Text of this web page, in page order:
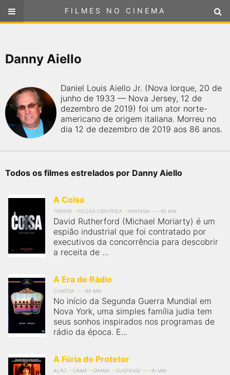
FILMES NO CINEMA
Danny Aiello
Daniel Louis Aiello Jr. (Nova Iorque, 20 de
junho de 1933 — Nova Jersey, 12 de
dezembro de 2019) foi um ator norte-
americano de origem italiana. Morreu no
dia 12 de dezembro de 2019 aos 86 anos.
Todos os filmes estrelados por Danny Aiello
A Coisa
TERROR FICÇÃO CIENTÍFICA FANTASIA 93 MIN
David Rutherford (Michael Moriarty) é um
espião industrial que foi contratado por
executivos da concorrência para descobrir
a receita de ...
A Era do Rádio
COMÉDIA 88 MIN
No início da Segunda Guerra Mundial em
Nova York, uma simples família judia tem
seus sonhos inspirados nos programas de
rádio da época. E...
A Fúria do Protetor
AÇÃO CRIME DRAMA SUSPENSE 91 MIN
FILMES NO CINEMA
FILMES EM CARTAZ
PRÓXIMOS LANÇAMENTOS
GÊNEROS
NOTÍCIAS
PÁGINA INICIAL
FilmesNoCinema.com.bré o maior localizador de filmes e
sessões de cinema no Brasil. Através dele, você pode
encontrar os filmes no cinema mais próximos a você ou a
qualquer cidade em território brasileiro. Você pode também
acessar informações sobre cinemas, horários, assistir aos
trailers e muito mais.